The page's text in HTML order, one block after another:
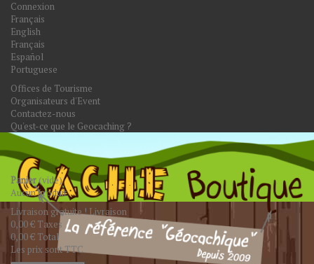
Connexion
Français
English
Français
Español
Portuguese
Offices de Tourisme
Organisateurs d'Event
Contactez-nous
Qu'est-ce que le Geocaching ?
Panier(vide)
Aucun produit
Livraison gratuite !Livraison
0,00 € Taxes
0,00 € Total
Les prix sont TTC